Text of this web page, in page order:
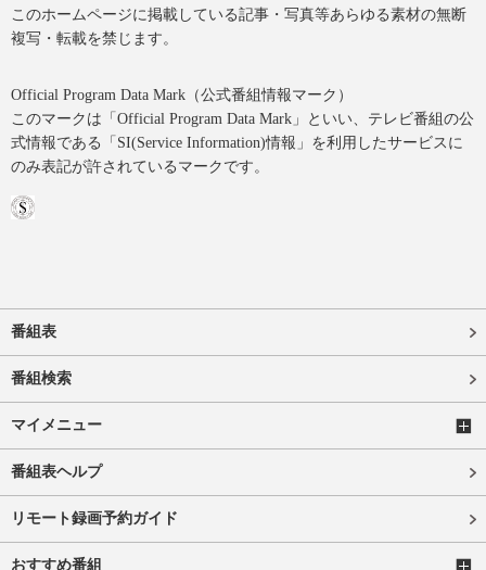
このホームページに掲載している記事・写真等あらゆる素材の無断
複写・転載を禁じます。
Official Program Data Mark（公式番組情報マーク）
このマークは「Official Program Data Mark」といい、テレビ番組の公
式情報である「SI(Service Information)情報」を利用したサービスに
のみ表記が許されているマークです。
番組表
番組検索
マイメニュー
番組表ヘルプ
リモート録画予約ガイド
おすすめ番組